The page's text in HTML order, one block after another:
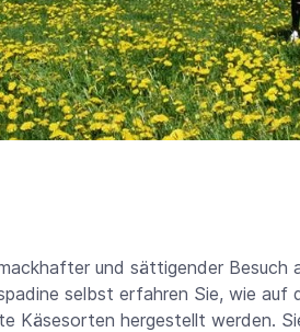
und sättigender
selbst erfahren Sie, wie auf
Käsesorten hergestellt werden.